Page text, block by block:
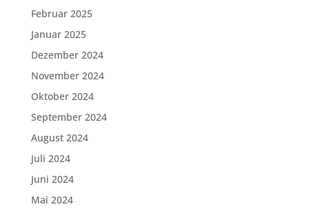
Februar 2025
Januar 2025
Dezember 2024
November 2024
Oktober 2024
September 2024
August 2024
Juli 2024
Juni 2024
Mai 2024